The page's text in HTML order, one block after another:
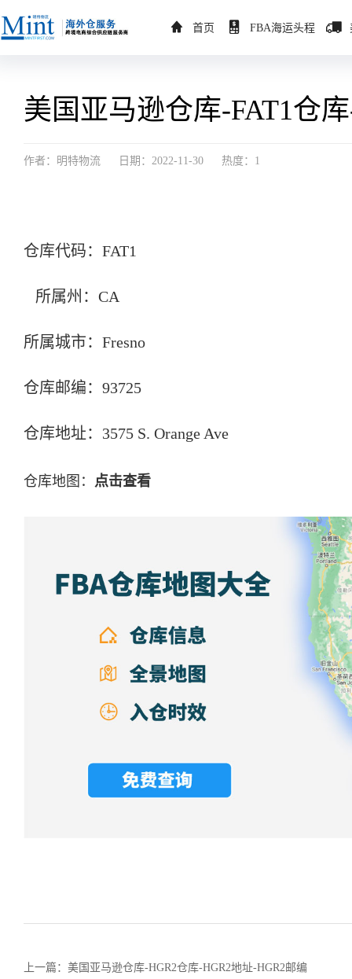
首页 FBA海运头程
美国亚马逊仓库-FAT1仓
作者：明特物流 日期：2022-11-30 热度：1
仓库代码：FAT1
所属州：CA
所属城市：Fresno
仓库邮编：93725
仓库地址：3575 S. Orange Ave
仓库地图： 点击查看
上一篇：美国亚马逊仓库-HGR2仓库-HGR2地址-HGR2邮编